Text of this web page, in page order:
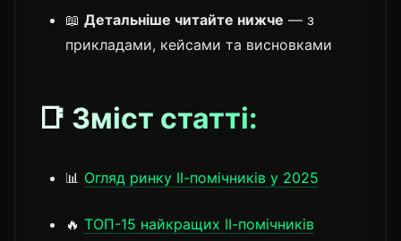
📖 Детальніше читайте нижче — з
прикладами, кейсами та висновками
📑 Зміст статті:
📊 Огляд ринку ІІ-помічників у 2025
🔥 ТОП-15 найкращих ІІ-помічників